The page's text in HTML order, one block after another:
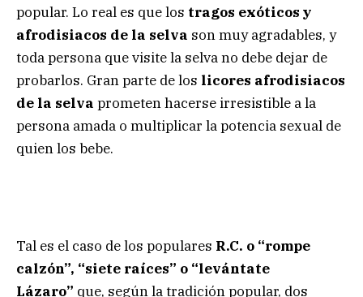
popular. Lo real es que los tragos exóticos y
afrodisiacos de la selva son muy agradables, y
toda persona que visite la selva no debe dejar de
probarlos. Gran parte de los licores afrodisiacos
de la selva prometen hacerse irresistible a la
persona amada o multiplicar la potencia sexual de
quien los bebe.
Tal es el caso de los populares R.C. o “rompe
calzón”, “siete raíces” o “levántate
Lázaro” que, según la tradición popular, dos